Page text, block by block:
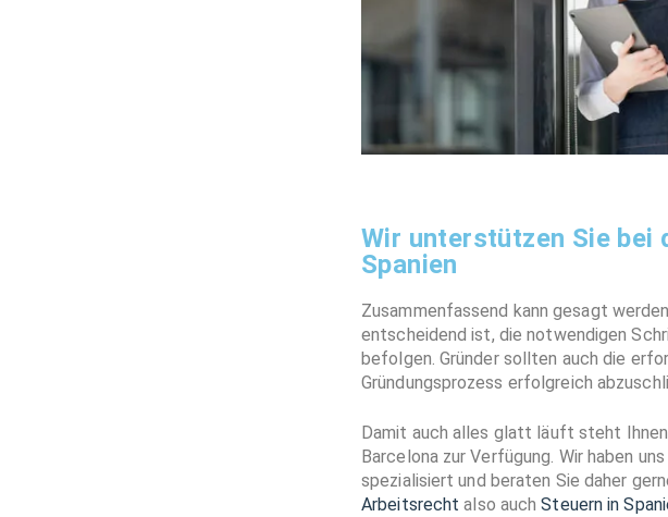
Wir unterstützen Sie bei
Spanien
Zusammenfassend kann gesagt
entscheidend ist, die notwendigen
befolgen. Gründer sollten auch die
Gründungsprozess erfolgreich
Damit auch alles glatt läuft steht
Barcelona zur Verfügung. Wir haben
spezialisiert und beraten Sie daher
Arbeitsrecht also auchSteuern in